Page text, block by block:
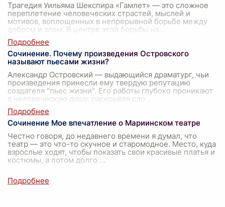
Трагедия Уильяма Шекспира «Гамлет» — это сложное
переплетение человеческих страстей, мыслей и
мотивов, воплощенных в непрерывной борьбе между
добром и злом. В центре этой борьбы на
Сочинение. Почему произведения Островского
называют пьесами жизни?
Александр Островский — выдающийся драматург, чьи
произведения принесли ему твердую репутацию
создателя "пьес жизни". Его работы глубоко проникают
в человеческую душу, раскрывая сло
Сочинение Мое впечатление о Мариинском театре
Честно говоря, до недавнего времени я думал, что
театр — это что-то скучное и старомодное. Место, куда
взрослые ходят, чтобы показать свои красивые платья и
костюмы, а потом долго ...